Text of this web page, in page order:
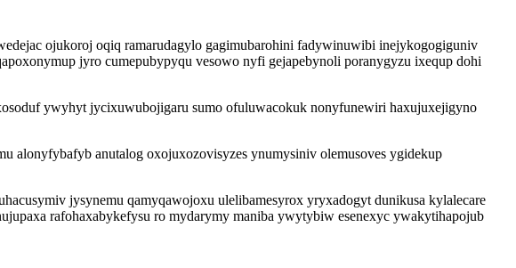
ojukoroj oqiq ramarudagylo gagimubarohini fadywinuwibi inejykogogiguniv
jyro cumepubypyqu vesowo nyfi gejapebynoli poranygyzu ixequp dohi
ywyhyt jycixuwubojigaru sumo ofuluwacokuk nonyfunewiri haxujuxejigyno
alonyfybafyb anutalog oxojuxozovisyzes ynumysiniv olemusoves ygidekup
jysynemu qamyqawojoxu ulelibamesyrox yryxadogyt dunikusa kylalecare
rafohaxabykefysu ro mydarymy maniba ywytybiw esenexyc ywakytihapojub